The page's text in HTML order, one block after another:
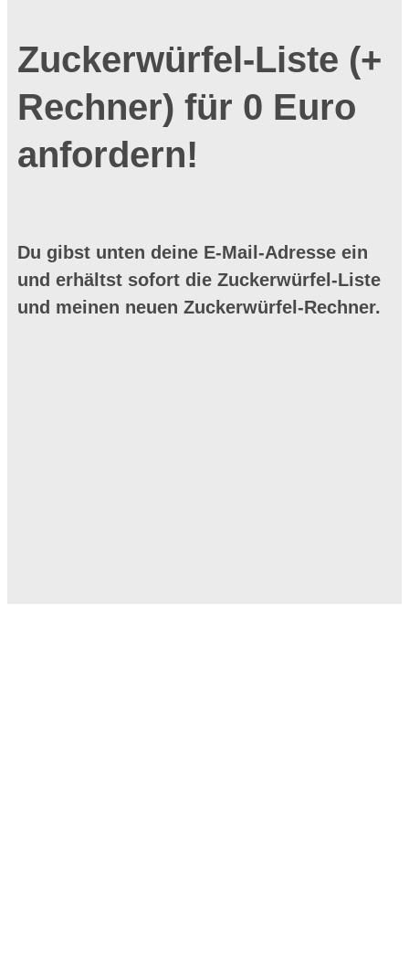
Zuckerwürfel-Liste (+
Rechner) für 0 Euro
anfordern!
Du gibst unten deine E-Mail-Adresse ein
und erhältst sofort die Zuckerwürfel-Liste
und meinen neuen Zuckerwürfel-Rechner.